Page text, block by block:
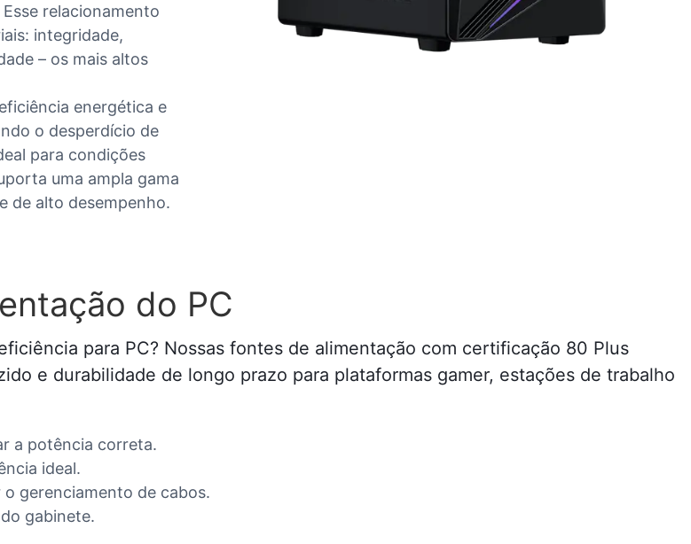
relacionamento
integridade,
– os mais altos
energética e
o desperdício de
para condições
uma ampla gama
de alto desempenho.
do PC
para PC? Nossas fontes de alimentação com certificação 80 Plus
e durabilidade de longo prazo para plataformas gamer, estações de trabalho
a potência correta.
ideal.
gerenciamento de cabos.
gabinete.